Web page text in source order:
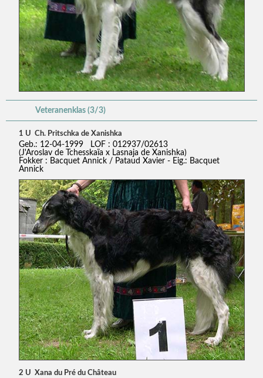
Veteranenklas (3/3)
1 U Ch. Pritschka de Xanishka
Geb.: 12-04-1999 LOF : 012937/02613
(J'Aroslav de Tchesskaïa x Lasnaja de Xanishka)
Fokker : Bacquet Annick / Pataud Xavier - Eig.: Bacquet
Annick
2 U Xana du Pré du Château